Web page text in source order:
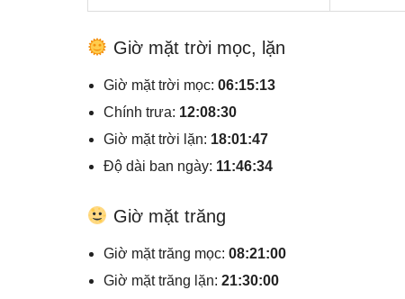
Giờ mặt trời mọc, lặn
Giờ mặt trời mọc: 06:15:13
Chính trưa: 12:08:30
Giờ mặt trời lặn: 18:01:47
Độ dài ban ngày: 11:46:34
Giờ mặt trăng
Giờ mặt trăng mọc: 08:21:00
Giờ mặt trăng lặn: 21:30:00